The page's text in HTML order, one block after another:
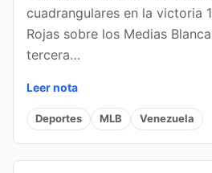
cuadrangulares en la victoria
Rojas sobre los Medias
tercera…
Leer nota
Deportes MLB Venezuela